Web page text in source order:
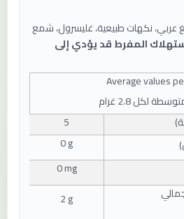
عربي، نكهات طبيعية، غليسرول، شمع
المفرط قد يؤدي إلى
Average values
لكل 2.8 غرام
)
5
)
0 g
0 mg
2 g